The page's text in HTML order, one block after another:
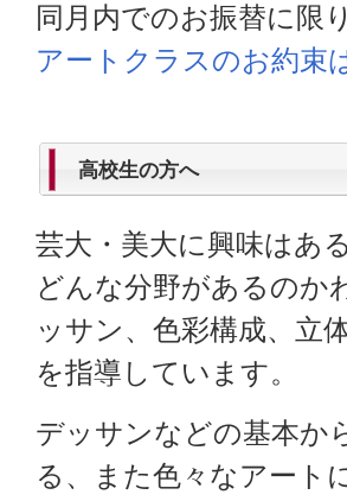
同月内でのお振替に限
アートクラスのお約束
高校生の方へ
芸大・美大に興味はあ
どんな分野があるのか
ッサン、色彩構成、立
を指導しています。
デッサンなどの基本か
る、また色々なアート